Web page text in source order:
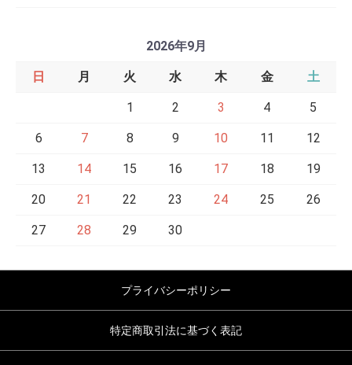
2026年9月
日 月 火 水 木 金 土
1 2 3 4 5
6 7 8 9 10 11 12
13 14 15 16 17 18 19
20 21 22 23 24 25 26
27 28 29 30
プライバシーポリシー
特定商取引法に基づく表記